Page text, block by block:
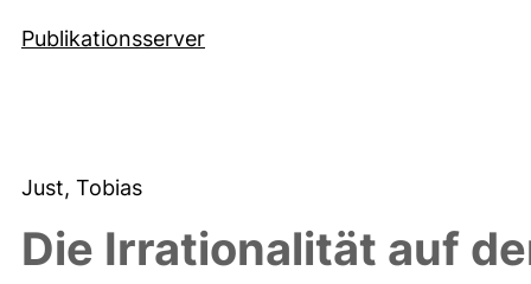
Publikationsserver
Just, Tobias
Die Irrationalität auf